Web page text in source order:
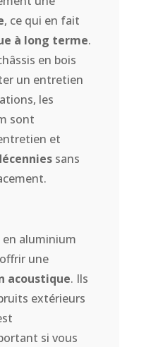
, ce qui en fait
à long terme.
en bois
un entretien
les
sont
et
sans
en aluminium
une
acoustique. Ils
extérieurs
si vous